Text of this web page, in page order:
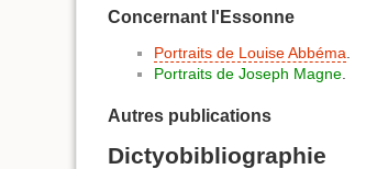
Concernant l'Essonne
Portraits de Louise Abbéma
Portraits de Joseph Magne
Autres publications
Dictyobibliographie